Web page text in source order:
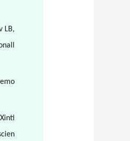
LB,
Xinti